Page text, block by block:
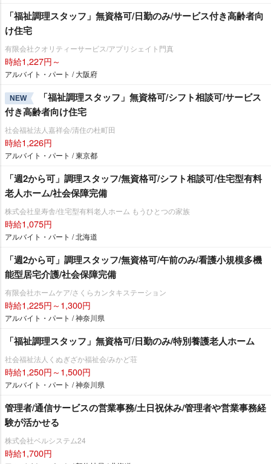
「福祉調理スタッフ」無資格可/日勤のみ/サービス付き高齢者向
け住宅
有限会社クオリティーサービス/アプリシェイト門真
時給1,227円～
アルバイト・パート / 大阪府
NEW
「福祉調理スタッフ」無資格可/シフト相談可/サービス
付き高齢者向け住宅
社会福祉法人嘉祥会/清住の杜町田
時給1,226円
アルバイト・パート / 東京都
「週2から可」調理スタッフ/無資格可/シフト相談可/住宅型有料
老人ホーム/社会保障完備
株式会社皇寿舎/住宅型有料老人ホーム もうひとつの家族
時給1,075円
アルバイト・パート / 北海道
「週2から可」調理スタッフ/無資格可/午前のみ/看護小規模多機
能型居宅介護/社会保障完備
有限会社ホームケア/さくらカンタキステーション
時給1,225円～1,300円
アルバイト・パート / 神奈川県
「福祉調理スタッフ」無資格可/日勤のみ/特別養護老人ホーム
社会福祉法人くぬぎざか福祉会/みかど荘
時給1,250円～1,500円
アルバイト・パート / 神奈川県
管理者/通信サービスの営業事務/土日祝休み/管理者や営業事務経
験が活かせる
株式会社ベルシステム24
時給1,700円